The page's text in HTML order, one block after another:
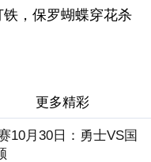
，保罗蝴蝶穿花杀
更多精彩
10月30日：勇士VS国